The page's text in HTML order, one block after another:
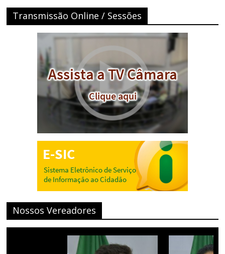
Transmissão Online / Sessões
Nossos Vereadores